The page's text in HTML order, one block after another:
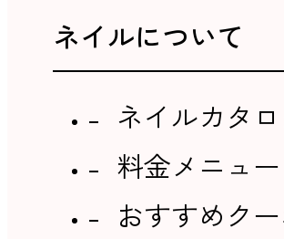
ネイルについて
ネイルカタ
料金メニュー
おすすめク